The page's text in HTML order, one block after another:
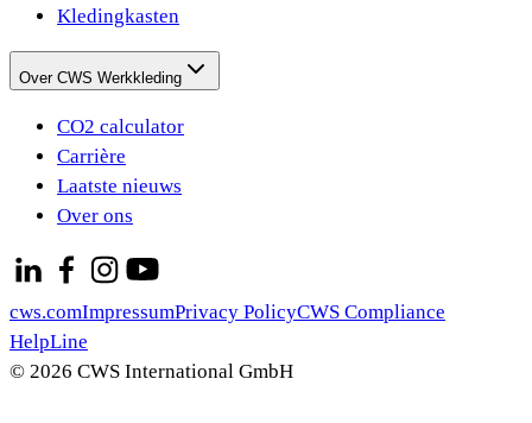
Kledingkasten
Over CWS Werkkleding
CO2 calculator
Carrière
Laatste nieuws
Over ons
cws.comImpressumPrivacy PolicyCWS Compliance
HelpLine
© 2026 CWS International GmbH